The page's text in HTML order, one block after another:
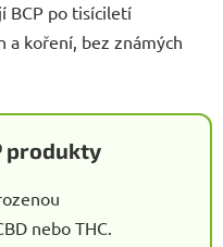
BCP po tisíciletí
koření, bez známých
produkty
nebo THC.